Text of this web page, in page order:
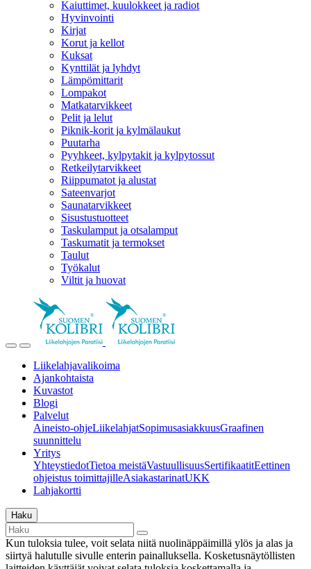
Kaiuttimet, kuulokkeet ja radiot
Hyvinvointi
Kirjat
Korut ja kellot
Kuksat
Kynttilät ja lyhdyt
Lämpömittarit
Lompakot
Matkatarvikkeet
Pelit ja lelut
Piknik-korit ja kylmälaukut
Puutarha
Pyyhkeet, kylpytakit ja kylpytossut
Retkeilytarvikkeet
Riippumatot ja alustat
Sateenvarjot
Saunatarvikkeet
Sisustustuotteet
Taskulamput ja otsalamput
Taskumatit ja termokset
Taulut
Työkalut
Viltit ja huovat
Liikelahjavalikoima
Ajankohtaista
Kuvastot
Blogi
Palvelut
Aineisto-ohjeLiikelahjatSopimusasiakkuusGraafinen
suunnittelu
Yritys
YhteystiedotTietoa meistäVastuullisuusSertifikaatitEettinen
ohjeistus toimittajilleAsiakastarinatUKK
Lahjakortti
Haku
Kun tuloksia tulee, voit selata niitä nuolinäppäimillä ylös ja alas ja
siirtyä halutulle sivulle enterin painalluksella. Kosketusnäytöllisten